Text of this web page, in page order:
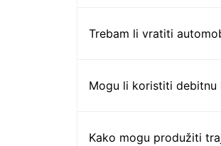
Trebam li vratiti
Mogu li koristiti debitnu
Kako mogu produžiti